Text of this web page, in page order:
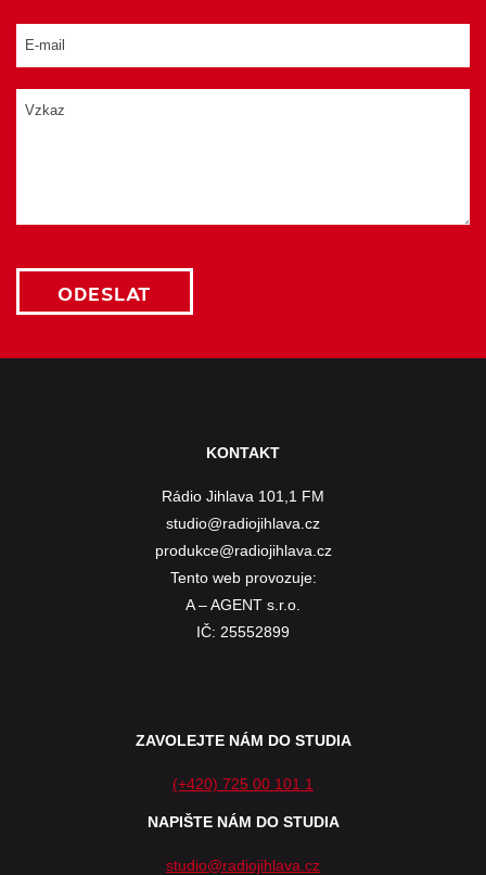
KONTAKT
Rádio Jihlava 101,1 FM
studio@radiojihlava.cz
produkce@radiojihlava.cz
Tento web provozuje:
A – AGENT s.r.o.
IČ: 25552899
ZAVOLEJTE NÁM DO STUDIA
(+420) 725 00 101 1
NAPIŠTE NÁM DO STUDIA
studio@radiojihlava.cz